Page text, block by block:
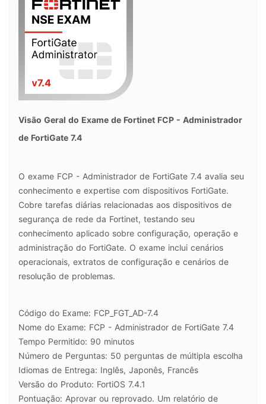
Visão Geral do Exame de Fortinet FCP - Administrador
de FortiGate 7.4
O exame FCP - Administrador de FortiGate 7.4 avalia seu
conhecimento e expertise com dispositivos FortiGate.
Cobre tarefas diárias relacionadas aos dispositivos de
segurança de rede da Fortinet, testando seu
conhecimento aplicado sobre configuração, operação e
administração do FortiGate. O exame inclui cenários
operacionais, extratos de configuração e cenários de
resolução de problemas.
Código do Exame: FCP_FGT_AD-7.4
Nome do Exame: FCP - Administrador de FortiGate 7.4
Tempo Permitido: 90 minutos
Número de Perguntas: 50 perguntas de múltipla escolha
Idiomas de Entrega: Inglês, Japonês, Francês
Versão do Produto: FortiOS 7.4.1
Pontuação: Aprovar ou reprovado. Um relatório de